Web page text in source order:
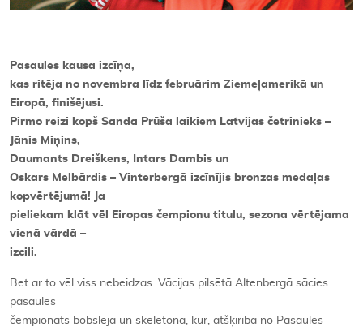
Pasaules kausa izcīņa,
kas ritēja no novembra līdz februārim Ziemeļamerikā un
Eiropā, finišējusi.
Pirmo reizi kopš Sanda Prūša laikiem Latvijas četrinieks –
Jānis Miņins,
Daumants Dreiškens, Intars Dambis un
Oskars Melbārdis – Vinterbergā izcīnījis bronzas medaļas
kopvērtējumā! Ja
pieliekam klāt vēl Eiropas čempionu titulu, sezona vērtējama
vienā vārdā –
izcili.
Bet ar to vēl viss nebeidzas. Vācijas pilsētā Altenbergā sācies
pasaules
čempionāts bobslejā un skeletonā, kur, atšķirībā no Pasaules